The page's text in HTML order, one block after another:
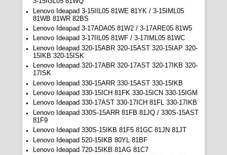
Lenovo Ideapad 3-15IIL05 81WE 81YK / 3-15IML05
81WB 81WR 82BS
Lenovo Ideapad 3-17ADA05 81W2 / 3-17ARE05 81W5
Lenovo Ideapad 3-17IIL05 81WF / 3-17IML05 81WC
Lenovo Ideapad 320-15ABR 320-15AST 320-15IAP 320-
15IKB 320-15ISK
Lenovo Ideapad 320-17ABR 320-17AST 320-17IKB 320-
17ISK
Lenovo Ideapad 330-15ARR 330-15AST 330-15IKB
Lenovo Ideapad 330-15ICH 81FK 330-15ICN 330-15IGM
Lenovo Ideapad 330-17AST 330-17ICH 81FL 330-17IKB
Lenovo Ideapad 330S-15ARR 81FB 81JQ / 330S-15AST
81F9
Lenovo Ideapad 330S-15IKB 81F5 81GC 81JN 81JT
Lenovo Ideapad 520-15IKB 80YL 81BF
Lenovo Ideapad 720-15IKB 81AG 81C7